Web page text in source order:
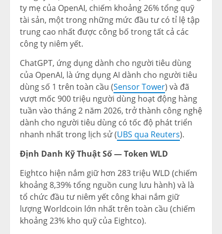
ty mẹ của OpenAI, chiếm khoảng 26% tổng quỹ
tài sản, một trong những mức đầu tư có tỉ lệ tập
trung cao nhất được công bố trong tất cả các
công ty niêm yết.
ChatGPT, ứng dụng dành cho người tiêu dùng
của OpenAI, là ứng dụng AI dành cho người tiêu
dùng số 1 trên toàn cầu (Sensor Tower) và đã
vượt mốc 900 triệu người dùng hoạt động hàng
tuần vào tháng 2 năm 2026, trở thành công nghệ
dành cho người tiêu dùng có tốc độ phát triển
nhanh nhất trong lịch sử (UBS qua Reuters).
Định Danh Kỹ Thuật Số — Token WLD
Eightco hiện nắm giữ hơn 283 triệu WLD (chiếm
khoảng 8,39% tổng nguồn cung lưu hành) và là
tổ chức đầu tư niêm yết công khai nắm giữ
lượng Worldcoin lớn nhất trên toàn cầu (chiếm
khoảng 23% kho quỹ của Eightco).